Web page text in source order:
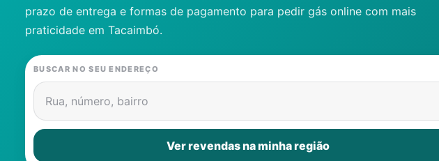
Contatos
prazo de entrega e formas de pagamento para pedir gás online com mais
praticidade em Tacaimbó.
BUSCAR NO SEU ENDEREÇO
Rua, número, bairro
Ver revendas na minha região